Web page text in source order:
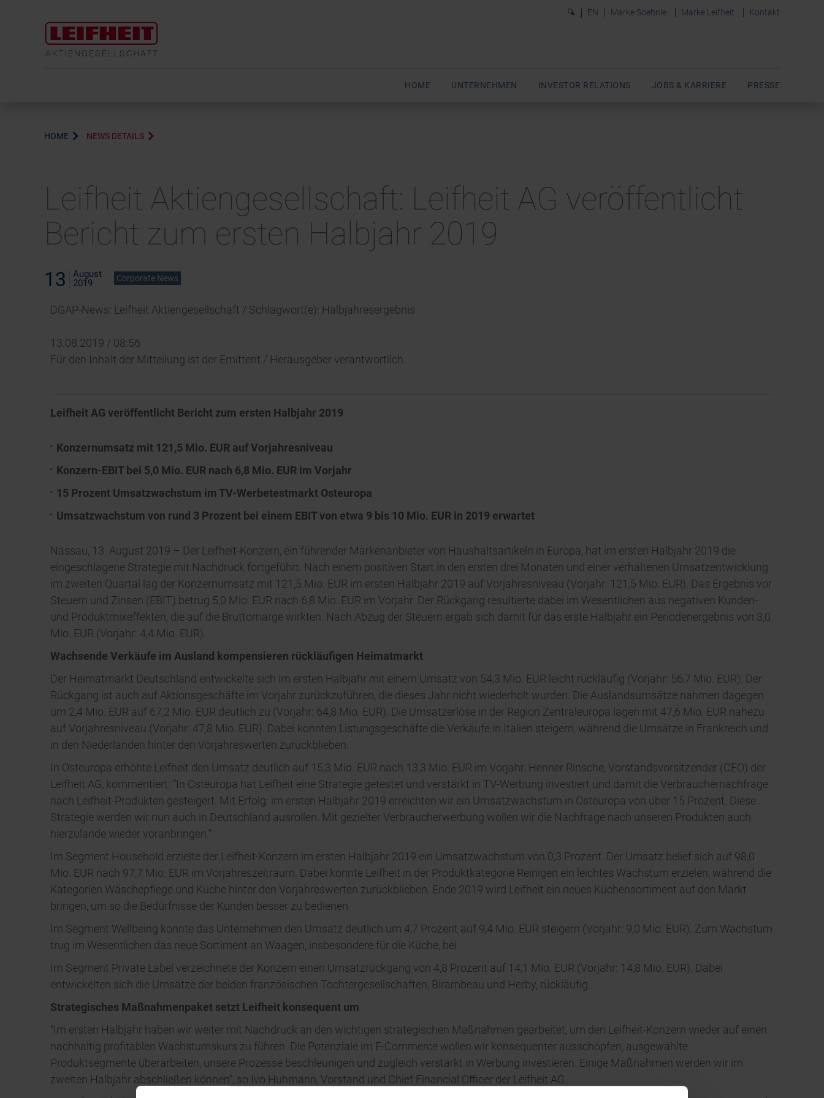
0 EN Marke Soehnle Marke Leifheit Kontakt
HOME UNTERNEHMEN INVESTOR RELATIONS JOBS & KARRIERE PRESSE
HOME NEWS DETAILS
Leifheit Aktiengesellschaft: Leifheit AG veröffentlicht
Bericht zum ersten Halbjahr 2019
13
August
2019
Corporate News
DGAP-News: Leifheit Aktiengesellschaft / Schlagwort(e): Halbjahresergebnis
13.08.2019 / 08:56
Für den Inhalt der Mitteilung ist der Emittent / Herausgeber verantwortlich.
Leifheit AG veröffentlicht Bericht zum ersten Halbjahr 2019
Konzernumsatz mit 121,5 Mio. EUR auf Vorjahresniveau
Konzern-EBIT bei 5,0 Mio. EUR nach 6,8 Mio. EUR im Vorjahr
15 Prozent Umsatzwachstum im TV-Werbetestmarkt Osteuropa
Umsatzwachstum von rund 3 Prozent bei einem EBITvon etwa 9 bis 10 Mio. EUR in 2019 erwartet
Nassau, 13. August 2019 – Der Leifheit-Konzern, ein führender Markenanbieter von Haushaltsartikeln in Europa, hat im ersten Halbjahr 2019 die
eingeschlagene Strategie mit Nachdruck fortgeführt. Nach einem positiven Start in den ersten drei Monaten und einer verhaltenen Umsatzentwicklung
im zweiten Quartal lag der Konzernumsatz mit 121,5 Mio. EUR im ersten Halbjahr 2019 auf Vorjahresniveau (Vorjahr: 121,5 Mio. EUR). Das Ergebnis vor
Steuern und Zinsen (EBIT) betrug 5,0 Mio. EUR nach 6,8 Mio. EUR im Vorjahr. Der Rückgang resultierte dabei im Wesentlichen aus negativen Kunden-
und Produktmixeffekten, die auf die Bruttomarge wirkten. Nach Abzug der Steuern ergab sich damit für das erste Halbjahr ein Periodenergebnis von 3,0
Mio. EUR (Vorjahr: 4,4 Mio. EUR).
Wachsende Verkäufe im Ausland kompensieren rückläufigen Heimatmarkt
Der Heimatmarkt Deutschland entwickelte sich im ersten Halbjahr mit einem Umsatz von 54,3 Mio. EUR leicht rückläufig (Vorjahr: 56,7 Mio. EUR). Der
Rückgang ist auch auf Aktionsgeschäfte im Vorjahr zurückzuführen, die dieses Jahr nicht wiederholt wurden. Die Auslandsumsätze nahmen dagegen
um 2,4 Mio. EUR auf 67,2 Mio. EUR deutlich zu (Vorjahr: 64,8 Mio. EUR). Die Umsatzerlöse in der Region Zentraleuropa lagen mit 47,6 Mio. EUR nahezu
auf Vorjahresniveau (Vorjahr: 47,8 Mio. EUR). Dabei konnten Listungsgeschäfte die Verkäufe in Italien steigern, während die Umsätze in Frankreich und
in den Niederlanden hinter den Vorjahreswerten zurückblieben.
In Osteuropa erhöhte Leifheit den Umsatz deutlich auf 15,3 Mio. EUR nach 13,3 Mio. EUR im Vorjahr. Henner Rinsche, Vorstandsvorsitzender (CEO) der
Leifheit AG, kommentiert: “In Osteuropa hat Leifheit eine Strategie getestet und verstärkt in TV-Werbung investiert und damit die Verbrauchernachfrage
nach Leifheit-Produkten gesteigert. Mit Erfolg: im ersten Halbjahr 2019 erreichten wir ein Umsatzwachstum in Osteuropa von über 15 Prozent. Diese
Strategie werden wir nun auch in Deutschland ausrollen. Mit gezielter Verbraucherwerbung wollen wir die Nachfrage nach unseren Produkten auch
hierzulande wieder voranbringen.”
Im Segment Household erzielte der Leifheit-Konzern im ersten Halbjahr 2019 ein Umsatzwachstum von 0,3 Prozent. Der Umsatz belief sich auf 98,0
Mio. EUR nach 97,7 Mio. EUR im Vorjahreszeitraum. Dabei konnte Leifheit in der Produktkategorie Reinigen ein leichtes Wachstum erzielen, während die
Kategorien Wäschepflege und Küche hinter den Vorjahreswerten zurückblieben. Ende 2019 wird Leifheit ein neues Küchensortiment auf den Markt
bringen, um so die Bedürfnisse der Kunden besser zu bedienen.
Im Segment Wellbeing konnte das Unternehmen den Umsatz deutlich um 4,7 Prozent auf 9,4 Mio. EUR steigern (Vorjahr: 9,0 Mio. EUR). Zum Wachstum
trug im Wesentlichen das neue Sortiment an Waagen, insbesondere für die Küche, bei.
Im Segment Private Label verzeichnete der Konzern einen Umsatzrückgang von 4,8 Prozent auf 14,1 Mio. EUR (Vorjahr: 14,8 Mio. EUR). Dabei
entwickelten sich die Umsätze der beiden französischen Tochtergesellschaften, Birambeau und Herby, rückläufig.
Strategisches Maßnahmenpaket setzt Leifheit konsequent um
“Im ersten Halbjahr haben wir weiter mit Nachdruck an den wichtigen strategischen Maßnahmen gearbeitet, um den Leifheit-Konzern wieder auf einen
nachhaltig profitablen Wachstumskurs zu führen. Die Potenziale im E-Commerce wollen wir konsequenter ausschöpfen, ausgewählte
Produktsegmente überarbeiten, unsere Prozesse beschleunigen und zugleich verstärkt in Werbung investieren. Einige Maßnahmen werden wir im
zweiten Halbjahr abschließen können”, so Ivo Huhmann, Vorstand und Chief Financial Officer der Leifheit AG.